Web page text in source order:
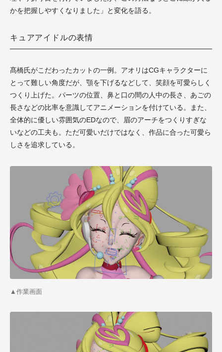
かを把握しやすくなりました」と変化を語る。
キュアアイドルの表情
髙橋氏がこだわったカットの一例。アオリはCGキャラクターに
とって難しい角度だが、顎を下げるなどして、笑顔を可愛らしく
つくり上げた。パーツの位置、鼻と口の間の人中の長さ、あごの
長さなどの比率を意識してアニメーションを付けている。また、
全体的に優しい雰囲気のEDなので、眉のアーチをつくりすぎな
いなどの工夫も。ただ可愛いだけではなく、作品に合った可愛ら
しさを追求している。
▲作業画面